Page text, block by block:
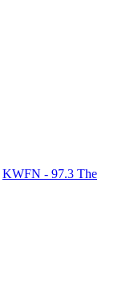
KWFN - 97.3 The